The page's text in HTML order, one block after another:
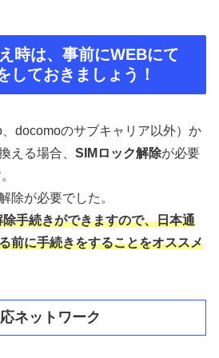
時は、事前にWEBにて
しておきましょう！
docomoのサブキャリア以外）か
える場合、 SIMロック解除が必要
除が必要でした。
手続きができますので、日本通
前に手続きをすることをオススメ
ネットワーク